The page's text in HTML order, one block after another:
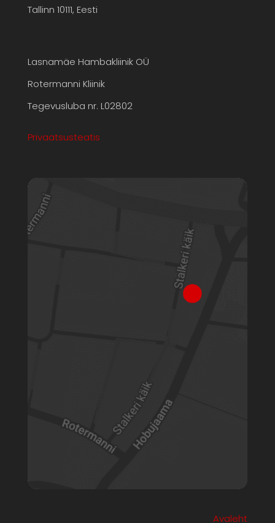
Tallinn 10111, Eesti
Lasnamäe Hambakliinik OÜ
Rotermanni Kliinik
Tegevusluba nr. L02802
Privaatsusteatis
Avaleht